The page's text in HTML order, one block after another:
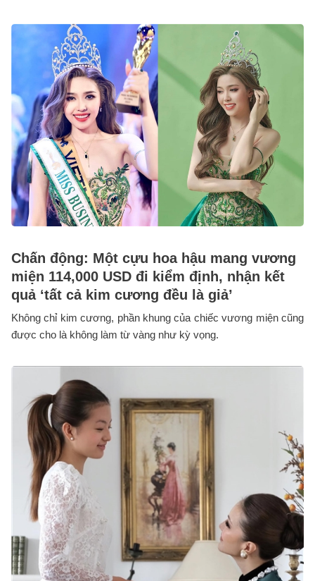
Chấn động: Một cựu hoa hậu mang vương
miện 114,000 USD đi kiểm định, nhận kết
quả ‘tất cả kim cương đều là giả’
Không chỉ kim cương, phần khung của chiếc vương miện cũng
được cho là không làm từ vàng như kỳ vọng.